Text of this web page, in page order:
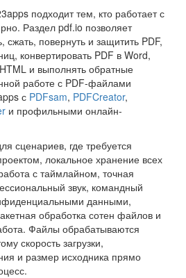
подходит тем, кто работает с
Раздел pdf.io позволяет
сжать, повернуть и защитить PDF,
конвертировать PDF в Word,
и выполнять обратные
работе с PDF-файлами
с PDFsam, PDFCreator,
и профильными онлайн-
сценариев, где требуется
локальное хранение всех
с таймлайном, точная
звук, командный
данными,
обработка сотен файлов и
Файлы обрабатываются
скорость загрузки,
и размер исходника прямо